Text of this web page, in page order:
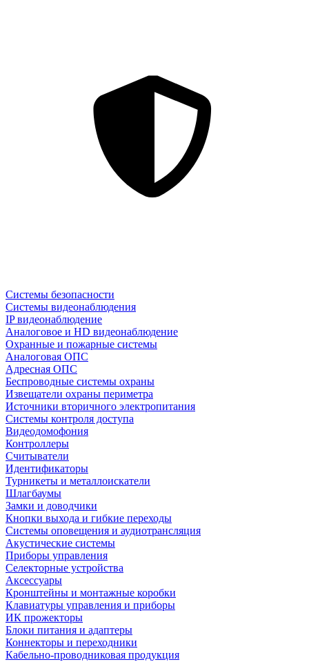
Системы безопасности
Системы видеонаблюдения
IP видеонаблюдение
Аналоговое и HD видеонаблюдение
Охранные и пожарные системы
Аналоговая ОПС
Адресная ОПС
Беспроводные системы охраны
Извещатели охраны периметра
Источники вторичного электропитания
Системы контроля доступа
Видеодомофония
Контроллеры
Считыватели
Идентификаторы
Турникеты и металлоискатели
Шлагбаумы
Замки и доводчики
Кнопки выхода и гибкие переходы
Системы оповещения и аудиотрансляция
Акустические системы
Приборы управления
Селекторные устройства
Аксессуары
Кронштейны и монтажные коробки
Клавиатуры управления и приборы
ИК прожекторы
Блоки питания и адаптеры
Коннекторы и переходники
Кабельно-проводниковая продукция